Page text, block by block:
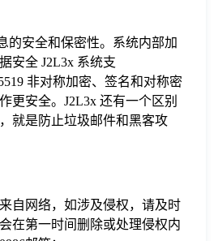
的安全和保密性。系统内部加
安全 J2L3x 系统支
非对称加密、签名和对称密
更安全。J2L3x 还有一个区别
就是防止垃圾邮件和黑客攻
自网络，如涉及侵权，请及时
在第一时间删除或处理侵权内